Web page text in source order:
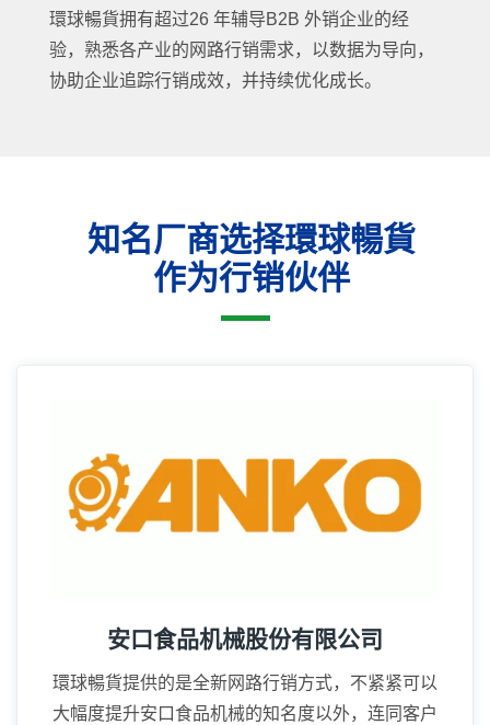
環球暢貨拥有超过26 年辅导B2B 外销企业的经
验，熟悉各产业的网路行销需求，以数据为导向，
协助企业追踪行销成效，并持续优化成长。
知名厂商选择環球暢貨
作为行销伙伴
安口食品机械股份有限公司
環球暢貨提供的是全新网路行销方式，不紧紧可以
大幅度提升安口食品机械的知名度以外，连同客户